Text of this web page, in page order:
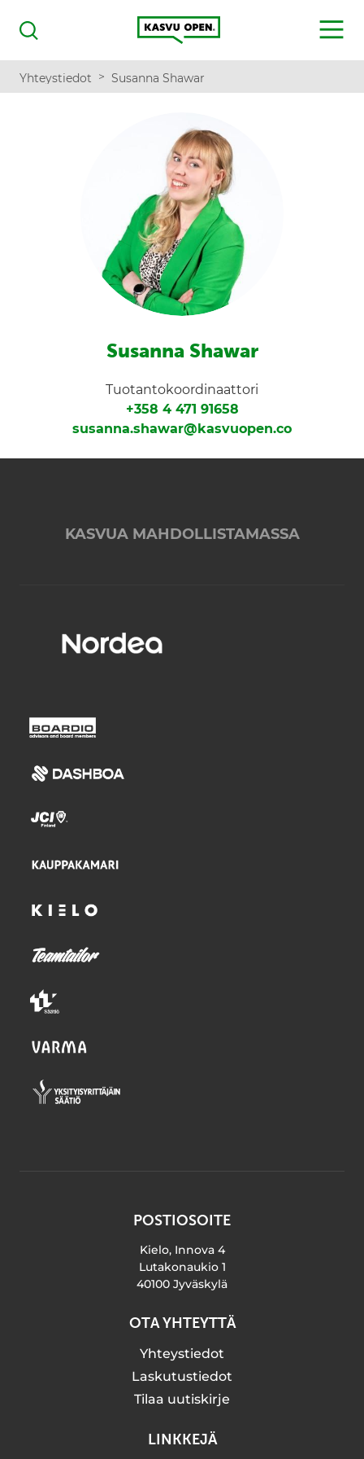
Haku
Kasvu Open
MENU
Yhteystiedot > Susanna Shawar
Susanna Shawar
Tuotantokoordinaattori
+358 4 471 91658
susanna.shawar@kasvuopen.co
KASVUA MAHDOLLISTAMASSA
POSTIOSOITE
Kielo, Innova 4
Lutakonaukio 1
40100 Jyväskylä
OTA YHTEYTTÄ
Yhteystiedot
Laskutustiedot
Tilaa uutiskirje
LINKKEJÄ